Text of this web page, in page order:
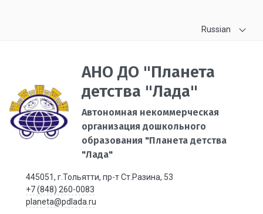
Russian
АНО ДО "Планета
детства "Лада"
Автономная некоммерческая
организация дошкольного
образования "Планета детства
"Лада"
445051, г.Тольятти, пр-т Ст.Разина, 53
+7 (848) 260-0083
planeta@pdlada.ru